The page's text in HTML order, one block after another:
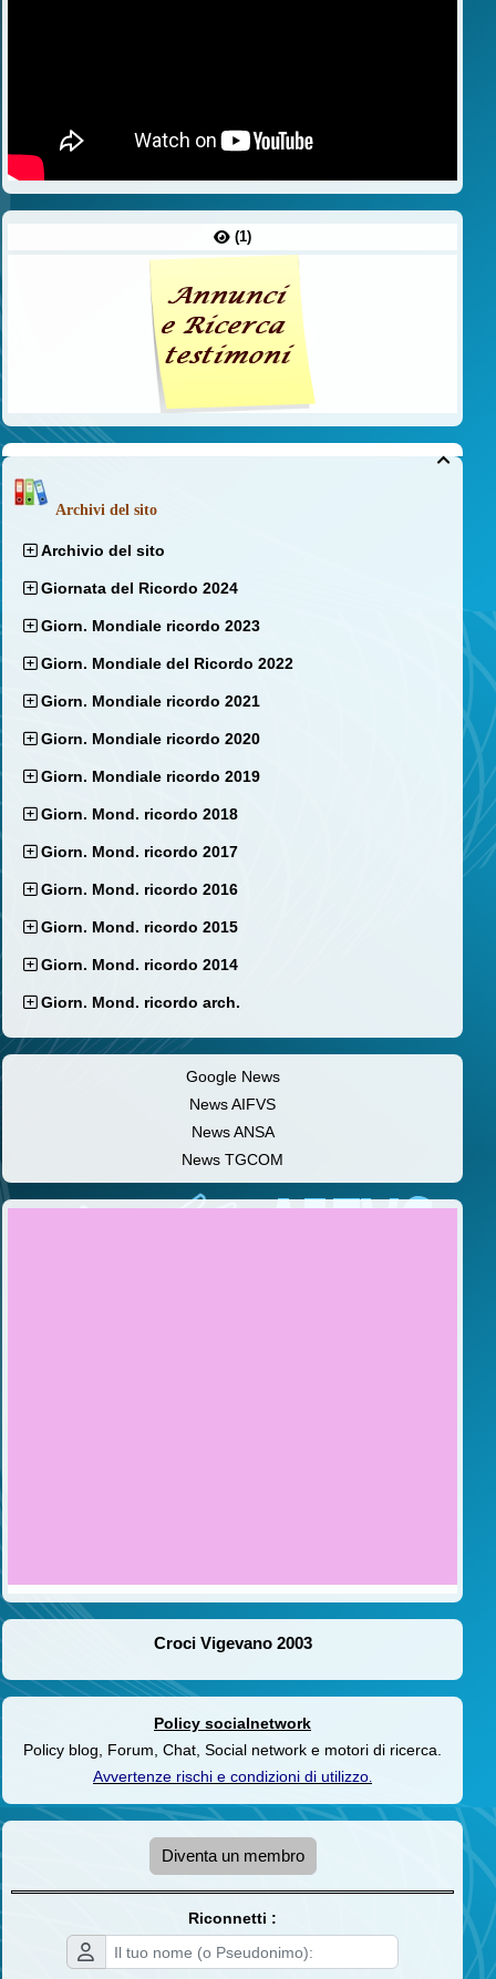
(1)

Archivi del sito
Archivio del sito
Giornata del Ricordo 2024
Giorn. Mondiale ricordo 2023
Giorn. Mondiale del Ricordo 2022
Giorn. Mondiale ricordo 2021
Giorn. Mondiale ricordo 2020
Giorn. Mondiale ricordo 2019
Giorn. Mond. ricordo 2018
Giorn. Mond. ricordo 2017
Giorn. Mond. ricordo 2016
Giorn. Mond. ricordo 2015
Giorn. Mond. ricordo 2014
Giorn. Mond. ricordo arch.
Google News
News AIFVS
News ANSA
News TGCOM
Croci Vigevano 2003
Policy socialnetwork
Policy blog, Forum, Chat, Social network e motori di ricerca.
Avvertenze rischi e condizioni di utilizzo.
Diventa un membro
Riconnetti :